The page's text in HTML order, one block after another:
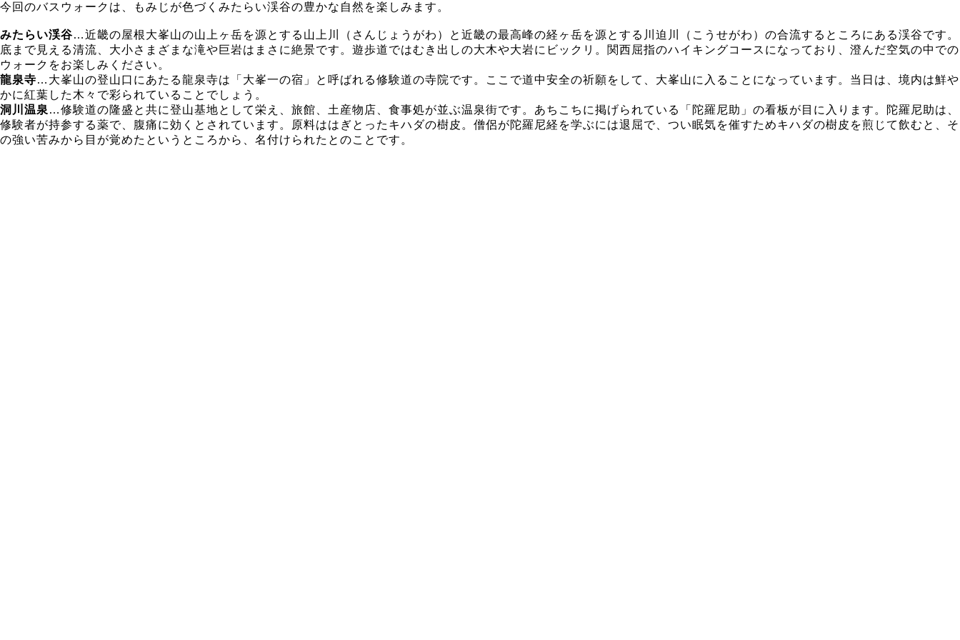
今回のバスウォークは、もみじが色づくみたらい渓谷の豊かな自然を楽しみます。
みたらい渓谷…近畿の屋根大峯山の山上ヶ岳を源とする山上川（さんじょうがわ）と近畿の最高峰の経ヶ岳を源とする川迫川（こうせがわ）の合流するところにある渓谷です。
底まで見える清流、大小さまざまな滝や巨岩はまさに絶景です。遊歩道ではむき出しの大木や大岩にビックリ。関西屈指のハイキングコースになっており、澄んだ空気の中での
ウォークをお楽しみください。
龍泉寺…大峯山の登山口にあたる龍泉寺は「大峯一の宿」と呼ばれる修験道の寺院です。ここで道中安全の祈願をして、大峯山に入ることになっています。当日は、境内は鮮や
かに紅葉した木々で彩られていることでしょう。
洞川温泉 …修験道の隆盛と共に登山基地として栄え、旅館、土産物店、食事処が並ぶ温泉街です。あちこちに掲げられている「陀羅尼助」の看板が目に入ります。陀羅尼助は、
修験者が持参する薬で、腹痛に効くとされています。原料ははぎとったキハダの樹皮。僧侶が陀羅尼経を学ぶには退屈で、つい眠気を催すためキハダの樹皮を煎じて飲むと、そ
の強い苦みから目が覚めたというところから、名付けられたとのことです。